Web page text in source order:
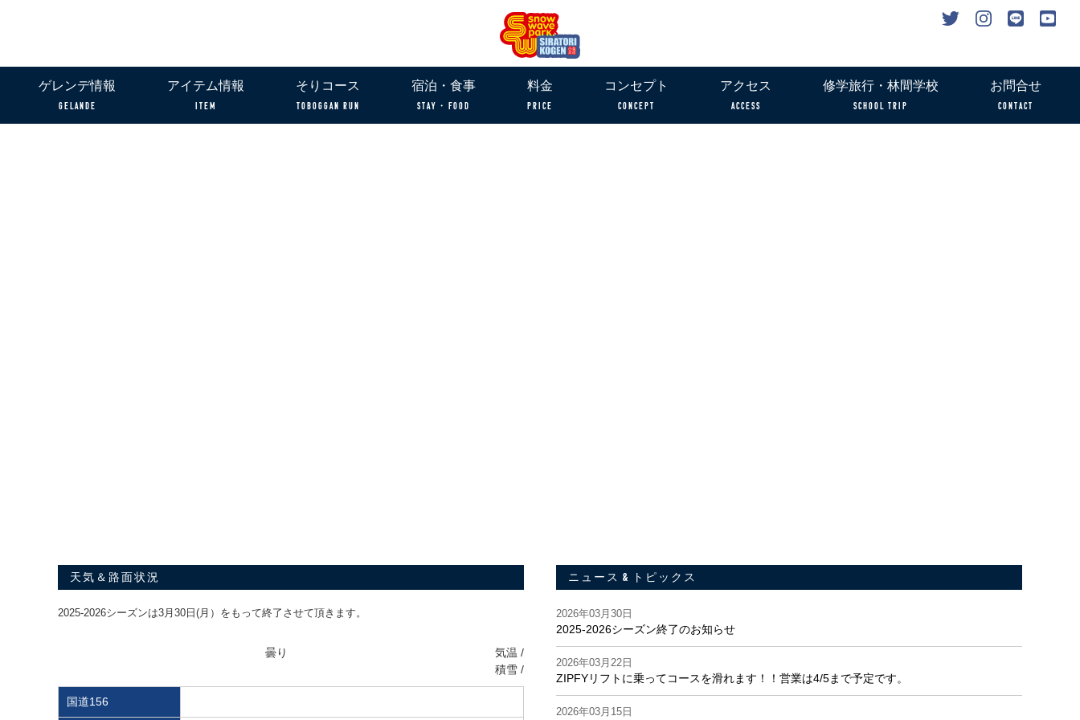
ゲレンデ情報
GELANDE
アイテム情報
ITEM
そりコース
TOBOGGAN RUN
宿泊・食事
STAY・FOOD
料金
PRICE
コンセプト
CONCEPT
アクセス
ACCESS
修学旅行・林間学校
SCHOOL TRIP
お問合せ
CONTACT
天気＆路面状況
2025-2026シーズンは3月30日(月）をもって終了させて頂きます。
曇り
気温 /
積雪 /
国道156
ニュース & トピックス
2026年03月30日
2025-2026シーズン終了のお知らせ
2026年03月22日
ZIPFYリフトに乗ってコースを滑れます！！営業は4/5まで予定です。
2026年03月15日